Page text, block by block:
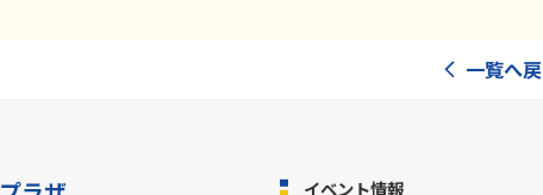
一覧へ
イベント情報